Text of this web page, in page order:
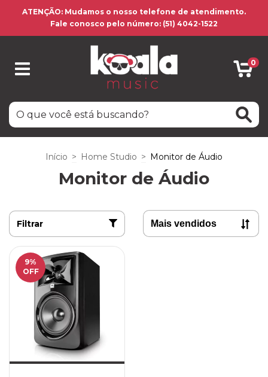
ATENÇÃO: Mudamos o nosso telefone de atendimento.
Fale conosco pelo número: (51) 4042-1522
0
Início > Home Studio > Monitor de Áudio
Monitor de Áudio
Filtrar
9%
OFF